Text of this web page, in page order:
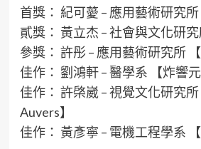
首獎： 紀可薆 – 應用藝術研究所
貳獎： 黃立杰 – 社會與文化研究
參獎： 許彤 – 應用藝術研究所 【
佳作： 劉鴻軒 – 醫學系 【炸響元
佳作： 許棨崴 – 視覺文化研究
Auvers】
佳作： 黃彥寧 – 電機工程學系 【